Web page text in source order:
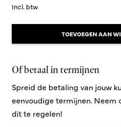
Incl. btw
TOEVOEGEN AAN
Of betaal in termijnen
Spreid de betaling van jouw
eenvoudige termijnen. Neem
dit te regelen!